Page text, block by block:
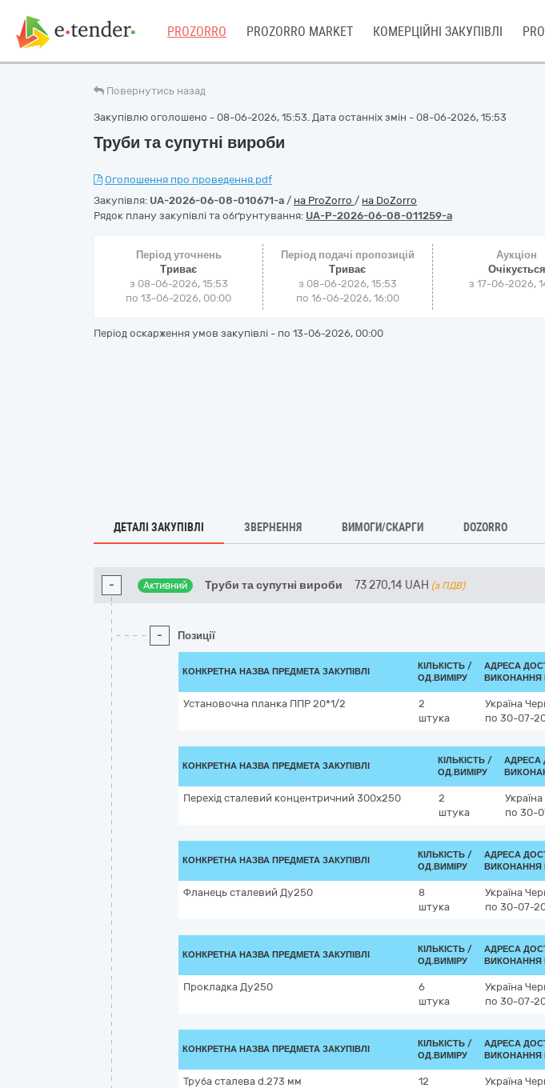
PROZORRO PROZORRO MARKET КОМЕРЦІЙНІ ЗАКУПІВЛІ
Повернутись назад
Закупівлю оголошено - 08-06-2026, 15:53. Дата останніх змін - 08-06-2026, 15:53
Труби та супутні вироби
Оголошення про проведення.pdf
Закупівля: UA-2026-06-08-010671-a / на ProZorro / на DoZorro
Рядок плану закупівлі та обґрунтування: UA-P-2026-06-08-011259-a
Період уточнень
Триває
з 08-06-2026, 15:53
по 13-06-2026, 00:00
Період подачі пропозицій
Триває
з 08-06-2026, 15:53
по 16-06-2026, 16:00
Аукціон
Очікується
з17-06-2026,
Період оскарження умов закупівлі - по 13-06-2026, 00:00
ДЕТАЛІ ЗАКУПІВЛІ ЗВЕРНЕННЯ ВИМОГИ/СКАРГИ DOZORRO
- Активний Труби та супутні вироби 73 270,14 UAH (з ПДВ)
- Позиції
КОНКРЕТНА НАЗВА ПРЕДМЕТА ЗАКУПІВЛІ
КІЛЬКІСТЬ /
ОД.ВИМІРУ
АДРЕСА
ВИКОНАННЯ
Установочна планка ППР 20*1/2
2
штука
Україна
по 30-07-
КОНКРЕТНА НАЗВА ПРЕДМЕТА ЗАКУПІВЛІ
КІЛЬКІСТЬ /
ОД.ВИМІРУ
АДРЕСА
Перехід сталевий концентричний 300х250
2
штука
Україна
по 30-
КОНКРЕТНА НАЗВА ПРЕДМЕТА ЗАКУПІВЛІ
КІЛЬКІСТЬ /
ОД.ВИМІРУ
АДРЕСА
ВИКОНАННЯ
Фланець сталевий Ду250
8
штука
Україна
по 30-07-
КОНКРЕТНА НАЗВА ПРЕДМЕТА ЗАКУПІВЛІ
КІЛЬКІСТЬ /
ОД.ВИМІРУ
АДРЕСА
ВИКОНАННЯ
Прокладка Ду250
6
штука
Україна
по 30-07-
КОНКРЕТНА НАЗВА ПРЕДМЕТА ЗАКУПІВЛІ
КІЛЬКІСТЬ /
ОД.ВИМІРУ
АДРЕСА
ВИКОНАННЯ
Труба сталева d.273 мм
12
Україна